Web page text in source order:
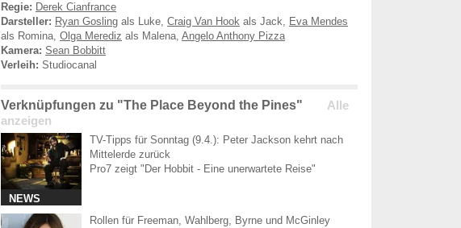
Regie: Derek Cianfrance
Darsteller: Ryan Gosling als Luke, Craig Van Hook als Jack, Eva Mendes
als Romina, Olga Merediz als Malena, Angelo Anthony Pizza
Kamera: Sean Bobbitt
Verleih: Studiocanal
Verknüpfungen zu "The Place Beyond the Pines"
Alle
anzeigen
NEWS
TV-Tipps für Sonntag (9.4.): Peter Jackson kehrt nach
Mittelerde zurück
Pro7 zeigt "Der Hobbit - Eine unerwartete Reise"
Rollen für Freeman, Wahlberg, Byrne und McGinley